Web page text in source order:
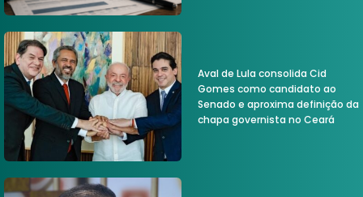
Aval de Lula consolida Cid
Gomes como candidato ao
Senado e aproxima definição da
chapa governista no Ceará